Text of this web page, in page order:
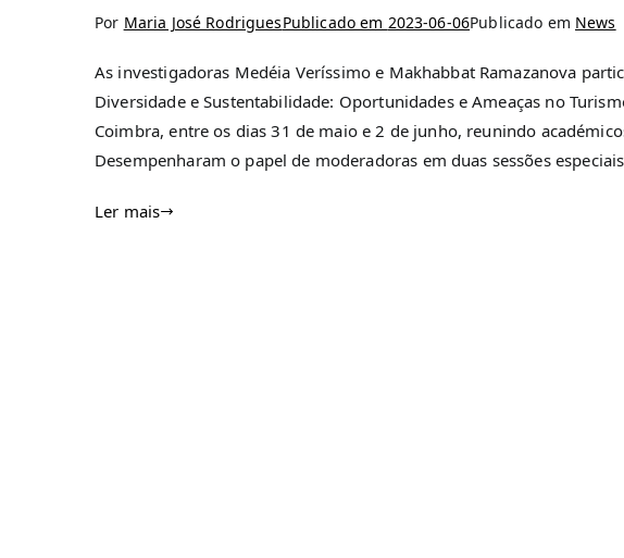
Por Maria José RodriguesPublicado em 2023-06-06Publicado em News
As investigadoras Medéia Veríssimo e Makhabbat Ramazanova
Diversidade e Sustentabilidade: Oportunidades e Ameaças no
Coimbra, entre os dias 31 de maio e 2 de junho, reunindo
Desempenharam o papel de moderadoras em duas sessões
Ler mais